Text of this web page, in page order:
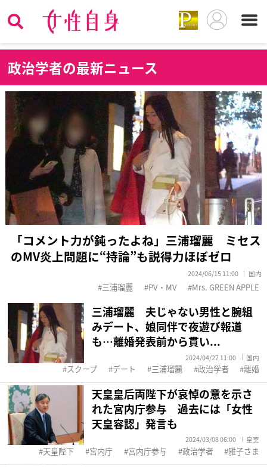
政治学者の最新ニュース
「コメント力が鈍ったよね」三浦瑠麗 ミセス
のMV炎上問題に“持論”も説得力ほぼゼロ
2024/06/15 11:00 国内
三浦瑠麗 PV・MV Mrs. GREEN APPLE
三浦瑠麗 夫じゃない男性と腕組
みデート、娘同伴で夜遊び報道
も…離婚発表前から貫い...
2024/04/27 11:00 国内
スクープ デート 三浦瑠麗 政治学者 離婚
天皇皇后両陛下が哀悼の意を示さ
れた宮内庁参与 過去には「女性
天皇容認」発言も
2024/03/08 06:00 皇室
天皇陛下 宮内庁 宮内庁参与 政治学者 雅子さま